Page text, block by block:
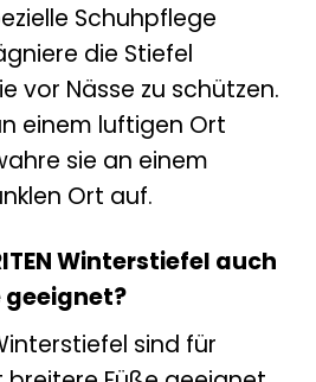
Schuhpflege
die Stiefel
vor Nässe zu schützen.
einem luftigen Ort
sie an einem
Ort auf.
Winterstiefel auch
geeignet?
sind für